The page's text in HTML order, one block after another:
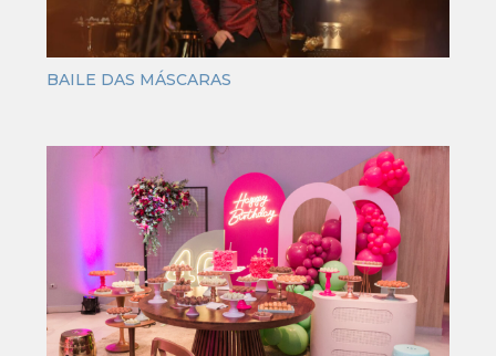
BAILE DAS MÁSCARAS